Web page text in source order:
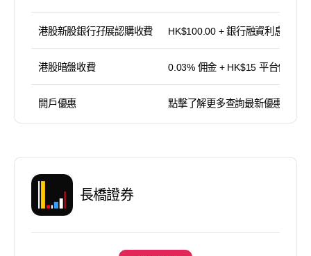
港股新股銀行孖展認購收費 HK$100.00 + 銀行融資利息
港股暗盤收費 0.03% 佣金 + HK$15 平台使用費
開戶優惠 點擊了解更多查詢最新優惠
長橋證券